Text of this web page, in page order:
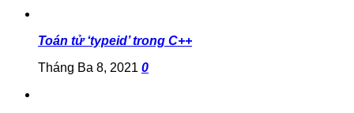
Toán tử ‘typeid’ trong C++
Tháng Ba 8, 2021 0